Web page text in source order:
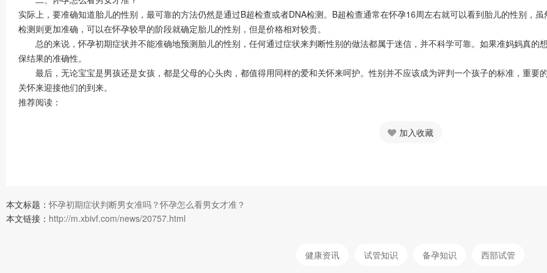
实际上，要准确知道胎儿的性别，最可靠的方法仍然是通过B超检查或者DNA检测。B超检查通常在怀孕16周左右就可以看到胎儿的性别，
检测则更加准确，可以在怀孕较早的阶段就确定胎儿的性别，但是价格相对较贵。
总的来说，怀孕初期症状并不能准确地预测胎儿的性别，任何通过症状来判断性别的做法都属于迷信，并不科学可靠。如果准妈妈真的
保结果的准确性。
最后，无论宝宝是男孩还是女孩，都是父母的心头肉，都值得用同样的爱和关怀来呵护。性别并不应该成为评判一个孩子的标准，重要
关怀来迎接他们的到来。
推荐阅读：
加入收藏
本文标题：怀孕初期症状判断男女准吗？怀孕怎么看男女才准？
本文链接： http://m.xbivf.com/news/20757.html
健康资讯 试管知识 备孕知识 西部试管